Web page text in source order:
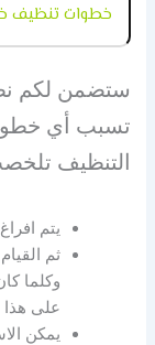
خطوات تنظيف
ستضمن لكم
تسبب أي
التنظيف
يتم
ثم
وكلما
على هذا
يمكن